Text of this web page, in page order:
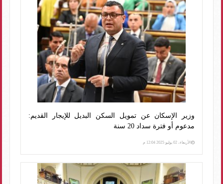
وزير الإسكان عن تمويل السكن البديل للإيجار القديم:
مدعوم أو فترة سداد 20 سنة
الأربعاء، 02 يوليو 2025 12:04 م